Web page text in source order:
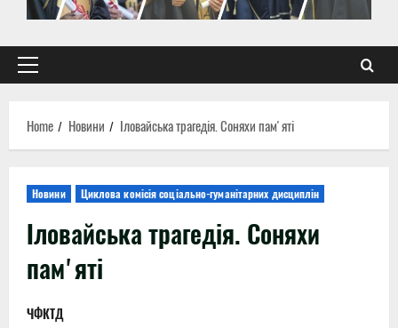
Primary
Home
Новини Іловайська трагедія. Соняхи памʼяті
Новини Циклова комісія соціально-гуманітарних дисциплін
Іловайська трагедія. Соняхи
памʼяті
ЧФКТД